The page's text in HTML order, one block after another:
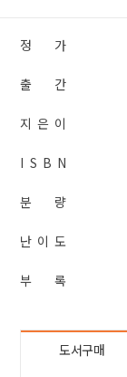
정 가
출 간
지 은 이
I S B N
분 량
난 이 도
부 록
도서구매